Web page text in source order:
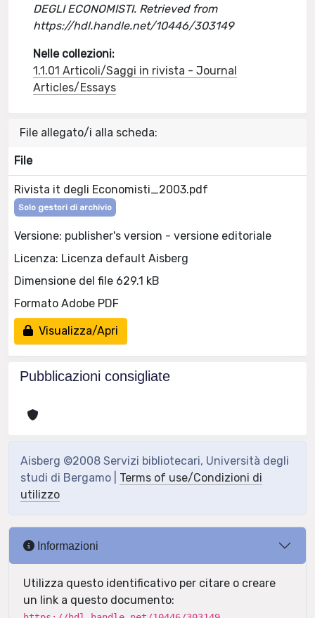
DEGLI ECONOMISTI. Retrieved from
https://hdl.handle.net/10446/303149
Nelle collezioni:
1.1.01 Articoli/Saggi in rivista - Journal
Articles/Essays
File allegato/i alla scheda:
File
Rivista it degli Economisti_2003.pdf
Solo gestori di archivio
Versione: publisher's version - versione editoriale
Licenza: Licenza default Aisberg
Dimensione del file 629.1 kB
Formato Adobe PDF
Visualizza/Apri
Pubblicazioni consigliate
Aisberg ©2008 Servizi bibliotecari, Università degli
studi di Bergamo | Terms of use/Condizioni di
utilizzo
Informazioni
Utilizza questo identificativo per citare o creare
un link a questo documento: